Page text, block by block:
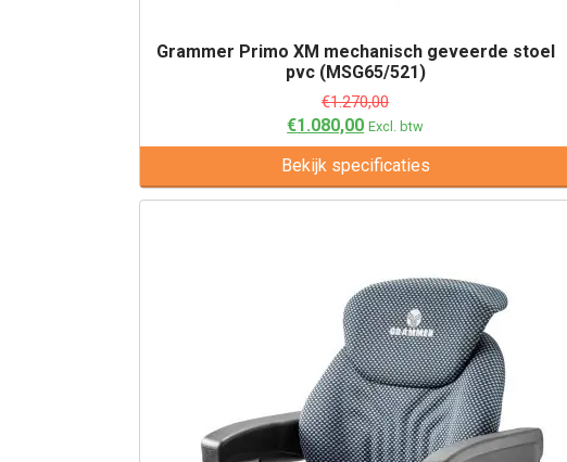
Grammer Primo XM mechanisch geveerde stoel
pvc (MSG65/521)
€1.270,00
€1.080,00 Excl. btw
Bekijk specificaties